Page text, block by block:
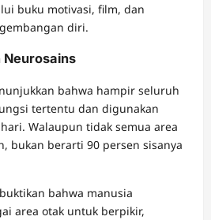
buku motivasi, film, dan
diri.
Neurosains
bahwa hampir seluruh
tertentu dan digunakan
Walaupun tidak semua area
bukan berarti 90 persen sisanya
bahwa manusia
area otak untuk berpikir,